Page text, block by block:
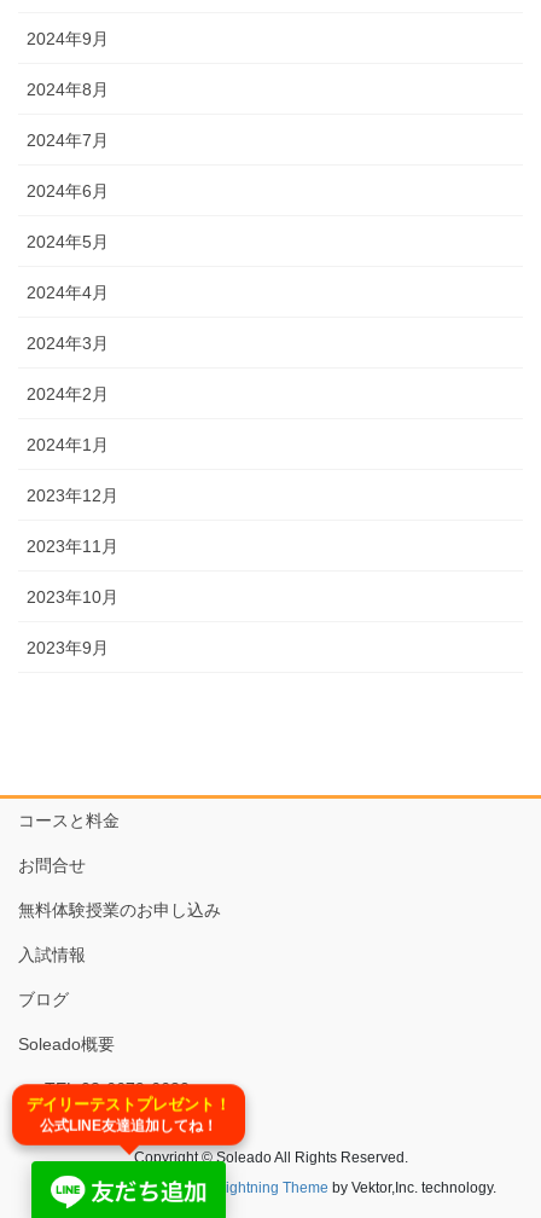
2024年9月
2024年8月
2024年7月
2024年6月
2024年5月
2024年4月
2024年3月
2024年2月
2024年1月
2023年12月
2023年11月
2023年10月
2023年9月
デイリーテストプレゼント！
公式LINE友達追加してね！
コースと料金
お問合せ
無料体験授業のお申し込み
入試情報
ブログ
Soleado概要
TEL:03-6679-6620
Copyright © Soleado All Rights Reserved.
Powered byWordPress& Lightning Theme by Vektor,Inc. technology.